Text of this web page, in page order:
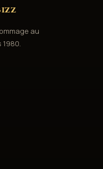
au